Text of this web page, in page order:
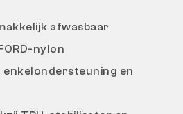
afwasbaar
nylon
enkelondersteuning en